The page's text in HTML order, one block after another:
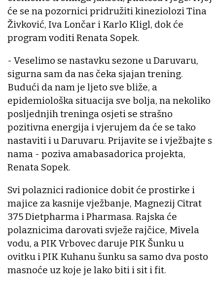
će se na pozornici pridružiti kineziolozi Tina
Živković, Iva Lončar i Karlo Kligl, dok će
program voditi Renata Sopek.
- Veselimo se nastavku sezone u Daruvaru,
sigurna sam da nas čeka sjajan trening.
Budući da nam je ljeto sve bliže, a
epidemiološka situacija sve bolja, na nekoliko
posljednjih treninga osjeti se strašno
pozitivna energija i vjerujem da će se tako
nastaviti i u Daruvaru. Prijavite se i vježbajte s
nama - poziva amabasadorica projekta,
Renata Sopek.
Svi polaznici radionice dobit će prostirke i
majice za kasnije vježbanje, Magnezij Citrat
375 Dietpharma i Pharmasa. Rajska će
polaznicima darovati svježe rajčice, Mivela
vodu, a PIK Vrbovec daruje PIK Šunku u
ovitku i PIK Kuhanu šunku sa samo dva posto
masnoće uz koje je lako biti i sit i fit.